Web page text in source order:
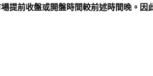
前收盤或開盤時間較前述時間晚。因